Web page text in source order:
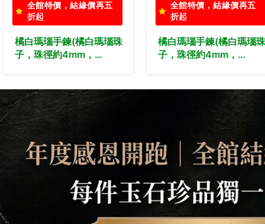
全館特價，結緣價再五
折起
橘白瑪瑙手鍊(橘白瑪瑙珠
子，珠徑約4mm，
珠子、橘白瑪瑙手鍊、橘
白瑪瑙手珠。★附東方翡
翠寶石保證卡
全館特價，結緣價再五
折起
橘白瑪瑙手鍊(橘白瑪瑙珠
子，珠徑約4mm，
瑙珠子、橘白瑪瑙手鍊、
橘白瑪瑙手珠。★附東方
翡翠寶石保證卡